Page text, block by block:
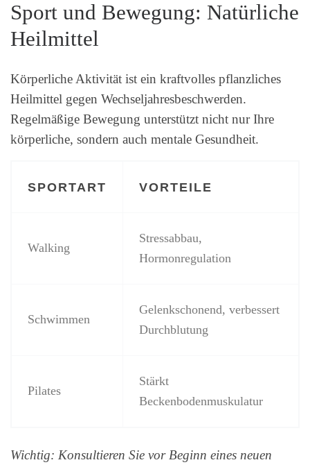
Sport und Bewegung: Natürliche
Heilmittel
Körperliche Aktivität ist ein kraftvolles pflanzliches
Heilmittel gegen Wechseljahresbeschwerden.
Regelmäßige Bewegung unterstützt nicht nur Ihre
körperliche, sondern auch mentale Gesundheit.
SPORTART VORTEILE
Walking
Stressabbau,
Hormonregulation
Schwimmen
Gelenkschonend, verbessert
Durchblutung
Pilates
Stärkt
Beckenbodenmuskulatur
Wichtig: Konsultieren Sie vor Beginn eines neuen